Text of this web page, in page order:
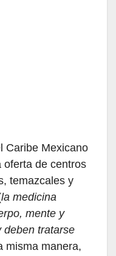
Caribe Mexicano
oferta de centros
temazcales y
la medicina
mente y
deben tratarse
misma manera,